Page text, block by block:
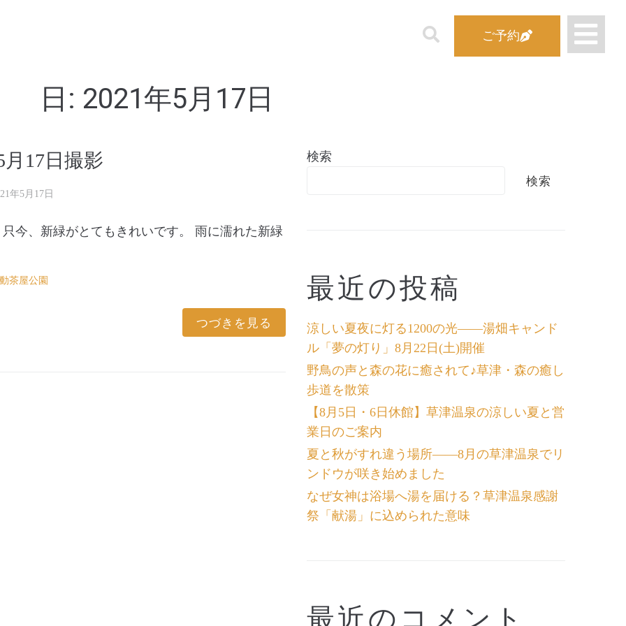
ご予約
日: 2021年5月17日
17日撮影
年5月17日
今、新緑がとてもきれいです。 雨に濡れた新緑
茶屋公園
つづきを見る
検索
検索
最近の投稿
涼しい夏夜に灯る1200の光――湯畑キャンド
ル「夢の灯り」8月22日(土)開催
野鳥の声と森の花に癒されて♪草津・森の癒し
歩道を散策
【8月5日・6日休館】草津温泉の涼しい夏と営
業日のご案内
夏と秋がすれ違う場所――8月の草津温泉でリ
ンドウが咲き始めました
なぜ女神は浴場へ湯を届ける？草津温泉感謝
祭「献湯」に込められた意味
最近のコメント